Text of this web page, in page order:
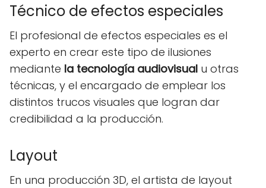
Técnico de efectos especiales
El profesional de efectos especiales es el
experto en crear este tipo de ilusiones
mediante la tecnología audiovisual u otras
técnicas, y el encargado de emplear los
distintos trucos visuales que logran dar
credibilidad a la producción.
Layout
En una producción 3D, el artista de layout